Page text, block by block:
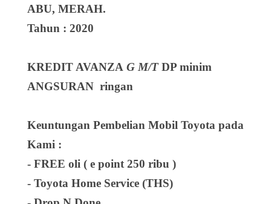
ABU, MERAH.
Tahun : 2020
KREDIT AVANZA G M/TDP minim
ANGSURAN ringan
Keuntungan Pembelian Mobil Toyota pada
Kami :
- FREE oli ( e point 250 ribu )
- Toyota Home Service (THS)